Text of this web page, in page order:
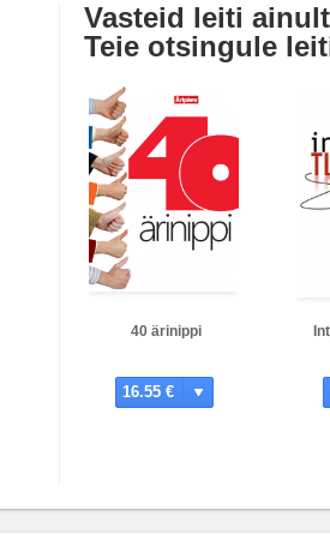
Vasteid leiti
Teie otsingule
40 ärinippi
16.55 €